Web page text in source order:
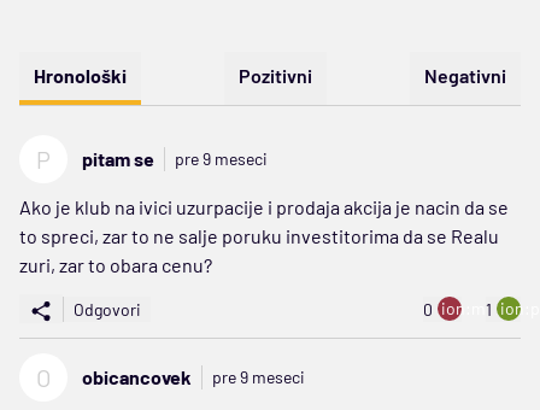
Hronološki Pozitivni Negativni
P pitam se pre 9 meseci
Ako je klub na ivici uzurpacije i prodaja akcija je nacin da se
to spreci, zar to ne salje poruku investitorima da se Realu
zuri, zar to obara cenu?
Odgovori 0 ion:minus
1
O obicancovek pre 9 meseci